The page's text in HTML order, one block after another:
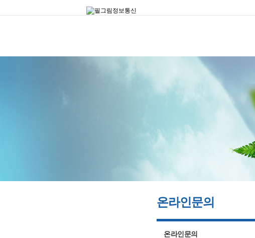
온라인문의
온라인문의